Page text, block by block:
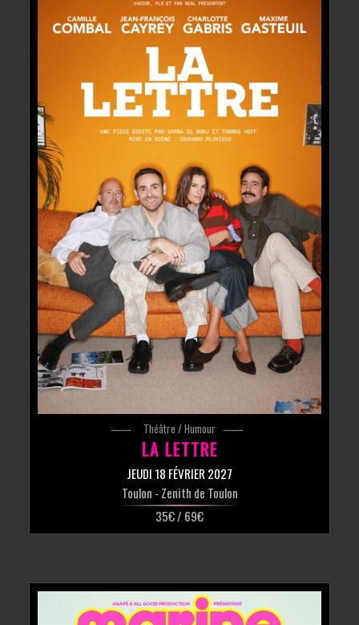
Théâtre / Humour
LA LETTRE
JEUDI 18 FÉVRIER 2027
Toulon - Zenith de Toulon
35€ / 69€